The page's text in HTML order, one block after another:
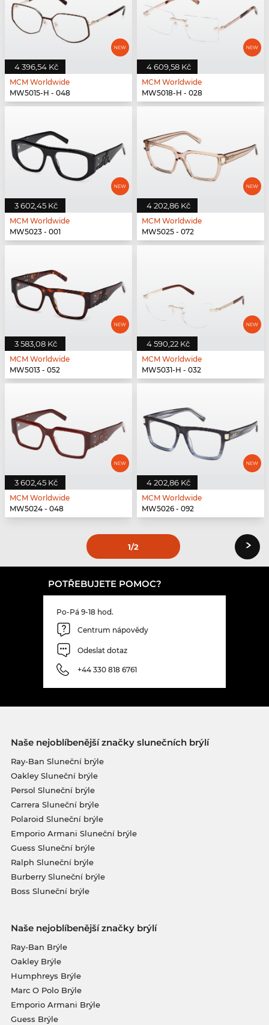
4 396,54 Kč
MCM Worldwide
MW5015-H - 048
4 609,58 Kč
MCM Worldwide
MW5018-H - 028
3 602,45 Kč
MCM Worldwide
MW5023 - 001
4 202,86 Kč
MCM Worldwide
MW5025 - 072
3 583,08 Kč
MCM Worldwide
MW5013 - 052
4 590,22 Kč
MCM Worldwide
MW5031-H - 032
3 602,45 Kč
MCM Worldwide
MW5024 - 048
4 202,86 Kč
MCM Worldwide
MW5026 - 092
1/2 ›
POTŘEBUJETE POMOC?
Po-Pá 9-18 hod.
Centrum nápovědy
Odeslat dotaz
+44 330 818 6761
Naše nejoblíbenější značky slunečních brýlí
Ray-Ban Sluneční brýle
Oakley Sluneční brýle
Persol Sluneční brýle
Carrera Sluneční brýle
Polaroid Sluneční brýle
Emporio Armani Sluneční brýle
Guess Sluneční brýle
Ralph Sluneční brýle
Burberry Sluneční brýle
Boss Sluneční brýle
Naše nejoblíbenější značky brýlí
Ray-Ban Brýle
Oakley Brýle
Humphreys Brýle
Marc O Polo Brýle
Emporio Armani Brýle
Guess Brýle